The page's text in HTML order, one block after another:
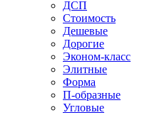
ДСП
Стоимость
Дешевые
Дорогие
Эконом-класс
Элитные
Форма
П-образные
Угловые